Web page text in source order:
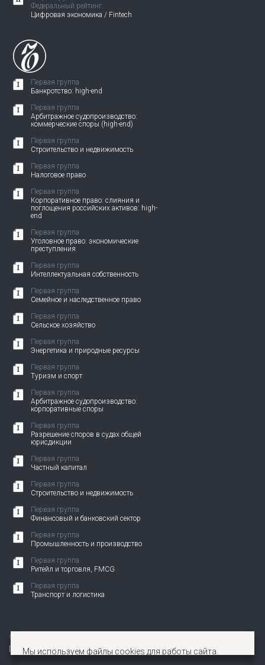
Федеральный рейтинг
Цифровая экономика / Fintech
Первая группа
Банкротство: high-end
Первая группа
Арбитражное судопроизводство:
коммерческие споры (high-end)
Первая группа
Строительство и недвижимость
Первая группа
Налоговое право
Первая группа
Корпоративное право: слияния и
поглощения российских активов: high-
end
Первая группа
Уголовное право: экономические
преступления
Первая группа
Интеллектуальная собственность
Первая группа
Семейное и наследственное право
Первая группа
Сельское хозяйство
Первая группа
Энергетика и природные ресурсы
Первая группа
Туризм и спорт
Первая группа
Арбитражное судопроизводство:
корпоративные споры
Первая группа
Разрешение споров в судах общей
юрисдикции
Первая группа
Частный капитал
Первая группа
Строительство и недвижимость
Первая группа
Финансовый и банковский сектор
Первая группа
Промышленность и производство
Первая группа
Ритейл и торговля, FMCG
Первая группа
Транспорт и логистика
© 2010-2026 АНП ЗЕНИТ. Все права защищены.
Политика по защите персональных данных
Мы используем файлы cookies для работы сайта.